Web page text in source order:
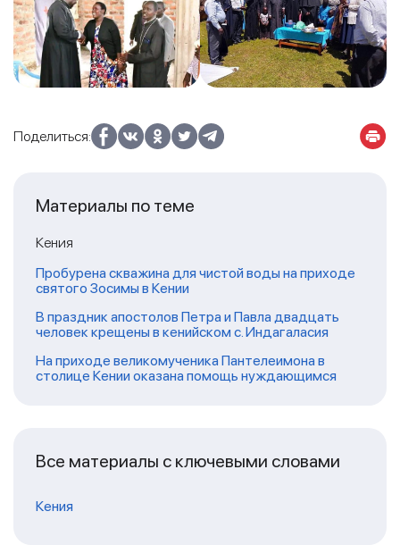
Поделиться:
Материалы по теме
Кения
Пробурена скважина для чистой воды на приходе
святого Зосимы в Кении
В праздник апостолов Петра и Павла двадцать
человек крещены в кенийском с. Индагаласия
На приходе великомученика Пантелеимона в
столице Кении оказана помощь нуждающимся
Все материалы с ключевыми словами
Кения